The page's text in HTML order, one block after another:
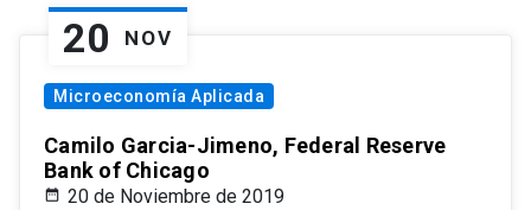
20 NOV
Microeconomía Aplicada
Camilo Garcia-Jimeno, Federal Reserve
Bank of Chicago
20 de Noviembre de 2019